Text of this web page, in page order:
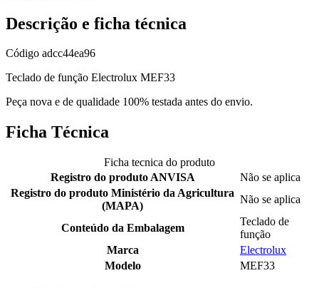
Descrição e ficha técnica
Código adcc44ea96
Teclado de função Electrolux MEF33
Peça nova e de qualidade 100% testada antes do envio.
Ficha Técnica
Ficha tecnica do produto
Registro do produto ANVISA
Não se aplica
Registro do produto Ministério da Agricultura
(MAPA)
Não se aplica
Conteúdo da Embalagem
Teclado de
função
Marca
Electrolux
Modelo
MEF33